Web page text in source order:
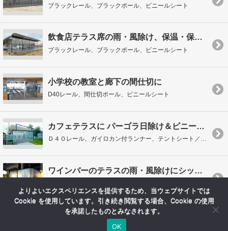
ブラックレール、ブラックポール、ビニールシート
飲食店テラス席の雨・風除け、保温・保冷に
ブラックレール、ブラックポール、ビニールシート
小学校の教室と廊下の間仕切に
D40レール、間仕切ポール、ビニールシート
カフェテラスに パーゴラ日除け＆ビニールカーテン
Ｄ４０レール、ガイロカン付ランナー、テントシート／間仕切ポール、ビニールシート
ワインバーのテラスの雨・風除けにシックなブラック！
よりよいエクスペリエンスを提供するため、当ウェブサイトでは
Cookie を使用しています。引き続き閲覧する場合、Cookie の使用
を承諾したものとみなされます。
OK